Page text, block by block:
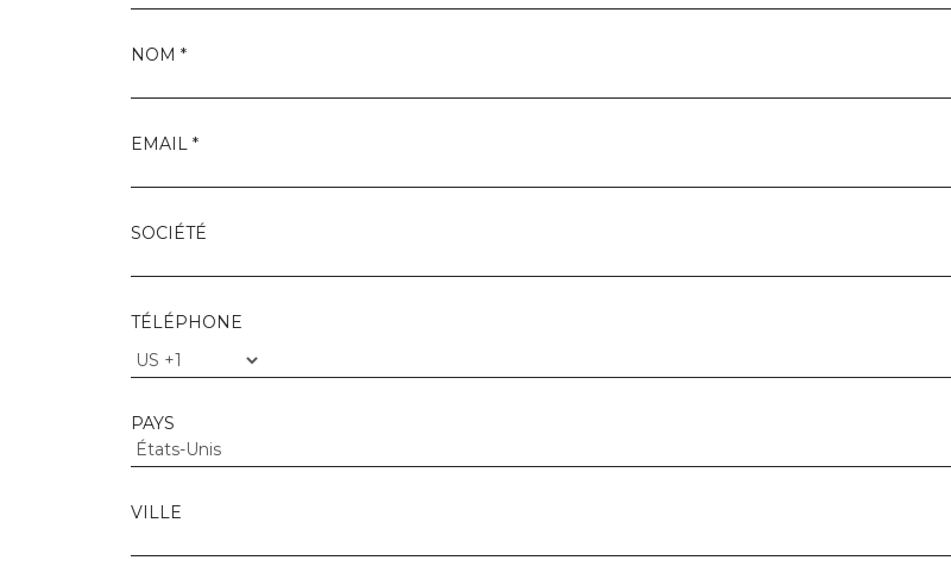
NOM *
EMAIL *
SOCIÉTÉ
TÉLÉPHONE
PAYS
VILLE